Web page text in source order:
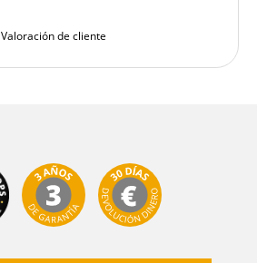
Valoración de cliente